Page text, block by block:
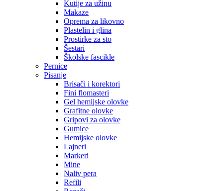
Kutije za užinu
Makaze
Oprema za likovno
Plastelin i glina
Prostirke za sto
Šestari
Školske fascikle
Pernice
Pisanje
Brisači i korektori
Fini flomasteri
Gel hemijske olovke
Grafitne olovke
Gripovi za olovke
Gumice
Hemijske olovke
Lajneri
Markeri
Mine
Naliv pera
Refili